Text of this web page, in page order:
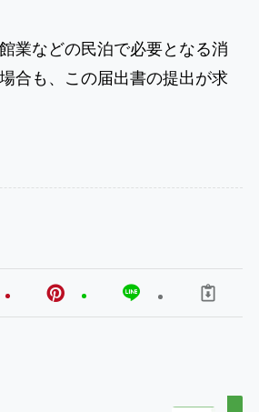
業などの民泊で必要となる消
合も、この届出書の提出が求